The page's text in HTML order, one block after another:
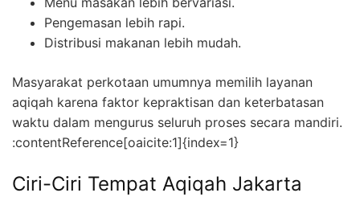
Pengemasan lebih rapi.
Distribusi makanan lebih mudah.
Masyarakat perkotaan umumnya memilih layanan
aqiqah karena faktor kepraktisan dan keterbatasan
waktu dalam mengurus seluruh proses secara mandiri.
:contentReference[oaicite:1]{index=1}
Ciri-Ciri Tempat Aqiqah Jakarta